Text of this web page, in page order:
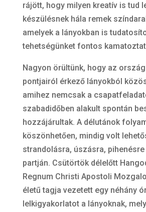
rájött, hogy milyen kreatív is tud
készülésnek hála remek
amelyek a lányokban is
tehetségünket fontos
Nagyon örültünk, hogy az
pontjairól érkező lányokból
amihez nemcsak a
szabadidőben alakult spontán
hozzájárultak. A délutánok
köszönhetően, mindig volt
strandolásra, úszásra,
partján. Csütörtök délelőtt
Regnum Christi Apostoli
életű tagja vezetett egy néhány
lelkigyakorlatot a lányoknak,